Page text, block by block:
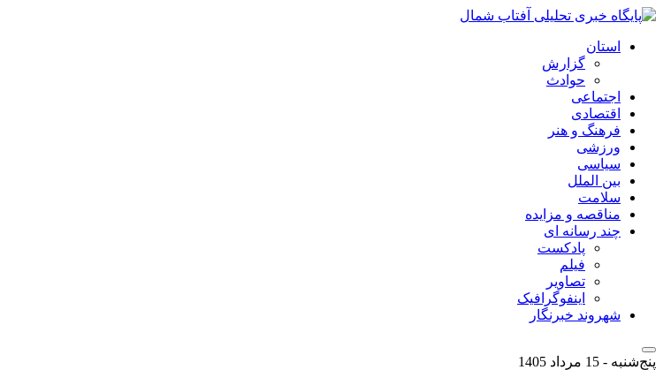
استان
گزارش
حوادث
اجتماعی
اقتصادی
فرهنگ و هنر
ورزشی
سیاسی
بین الملل
سلامت
مناقصه و مزایده
چند رسانه ای
پادکست
فیلم
تصاویر
اینفوگرافیک
شهروند خبرنگار
پنج‌شنبه - 15 مرداد 1405